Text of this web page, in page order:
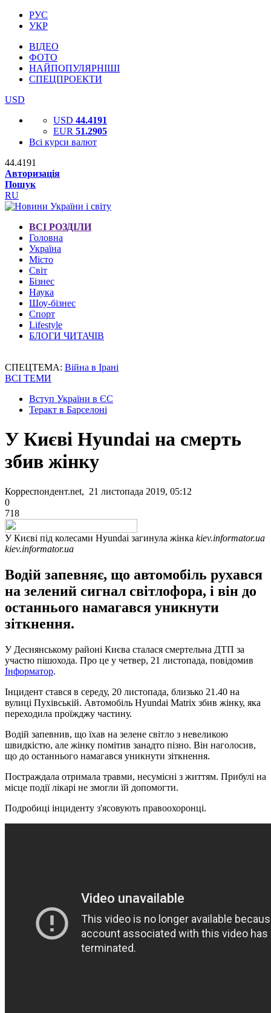
РУС
УКР
ВІДЕО
ФОТО
НАЙПОПУЛЯРНІШІ
СПЕЦПРОЕКТИ
USD
USD 44.4191
EUR 51.2905
Всі курси валют
44.4191
Авторизація
Пошук
RU
ВСІ РОЗДІЛИ
Головна
Україна
Місто
Світ
Бізнес
Наука
Шоу-бізнес
Спорт
Lifestyle
БЛОГИ ЧИТАЧІВ
СПЕЦТЕМА: Війна в Ірані
ВСІ ТЕМИ
Вступ України в ЄС
Теракт в Барселоні
У Києві Hyundai на смерть
збив жінку
Корреспондент.net, 21 листопада 2019, 05:12
0
718
У Києві під колесами Hyundai загинула жінка kiev.informator.ua
kiev.informator.ua
Водій запевняє, що автомобіль рухався
на зелений сигнал світлофора, і він до
останнього намагався уникнути
зіткнення.
У Деснянському районі Києва сталася смертельна ДТП за
участю пішохода. Про це у четвер, 21 листопада, повідомив
Інформатор.
Інцидент стався в середу, 20 листопада, близько 21.40 на
вулиці Пухівській. Автомобіль Hyundai Matrix збив жінку, яка
переходила проїжджу частину.
Водій запевнив, що їхав на зелене світло з невеликою
швидкістю, але жінку помітив занадто пізно. Він наголосив,
що до останнього намагався уникнути зіткнення.
Постраждала отримала травми, несумісні з життям. Прибулі на
місце події лікарі не змогли їй допомогти.
Подробиці інциденту з'ясовують правоохоронці.